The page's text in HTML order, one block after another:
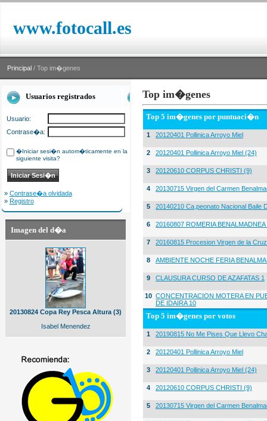
www.fotocall.es
Principal / Top im�genes
Usuarios registrados
Usuario:
Contrase�a:
�Iniciar sesi�n autom�ticamente en la
siguiente visita?
» Contrase�a olvidada
» Registro
Imagen del d�a
20130824 Copa Rey Pesca Altura (3)
Isabel Menendez
Top im�genes
Top 5 im�genes por puntuaci�n
1 20120401 Pollinica Arroyo Miel
2 20120401 Pollinica Arroyo Miel (24)
3 20120610 CORPUS CHRISTI (9)
4 20130715 Virgen del Carmen
5 20140210 Ca,peonato Nacional Baile
6 20160807 ROMERIA
7 20160815 Procesion Virgen de la
8 AMBIENTE NOCHE FERIA
9 CLAUSURA CURSO DE AZAFATAS 1
10 CONCENTRACION MOTERA EN
DE IDAIRA 10
Top 5 im�genes por votos
1 20190815 No Me Pises Que Llevo
2 20120401 Pollinica Arroyo Miel
3 20120401 Pollinica Arroyo Miel (24)
4 20120610 CORPUS CHRISTI (9)
5 20130715 Virgen del Carmen